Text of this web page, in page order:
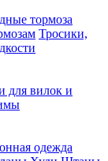
тормоза
Тросики,
для вилок и
одежда